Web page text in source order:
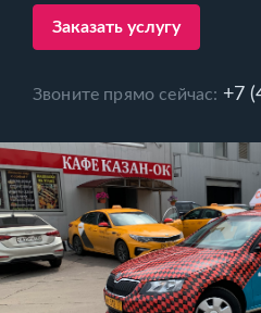
Заказать услугу
Звоните прямо сейчас: +7